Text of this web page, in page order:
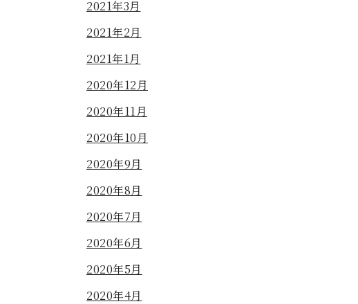
2021年3月
2021年2月
2021年1月
2020年12月
2020年11月
2020年10月
2020年9月
2020年8月
2020年7月
2020年6月
2020年5月
2020年4月